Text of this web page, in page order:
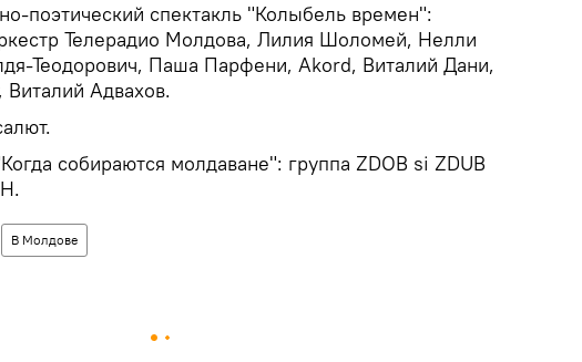
поэтический спектакль "Колыбель времен":
Телерадио Молдова, Лилия Шоломей, Нелли
Теодорович, Паша Парфени, Akord, Виталий Дани,
Виталий Адвахов.
собираются молдаване": группа ZDOB si ZDUB
В Молдове